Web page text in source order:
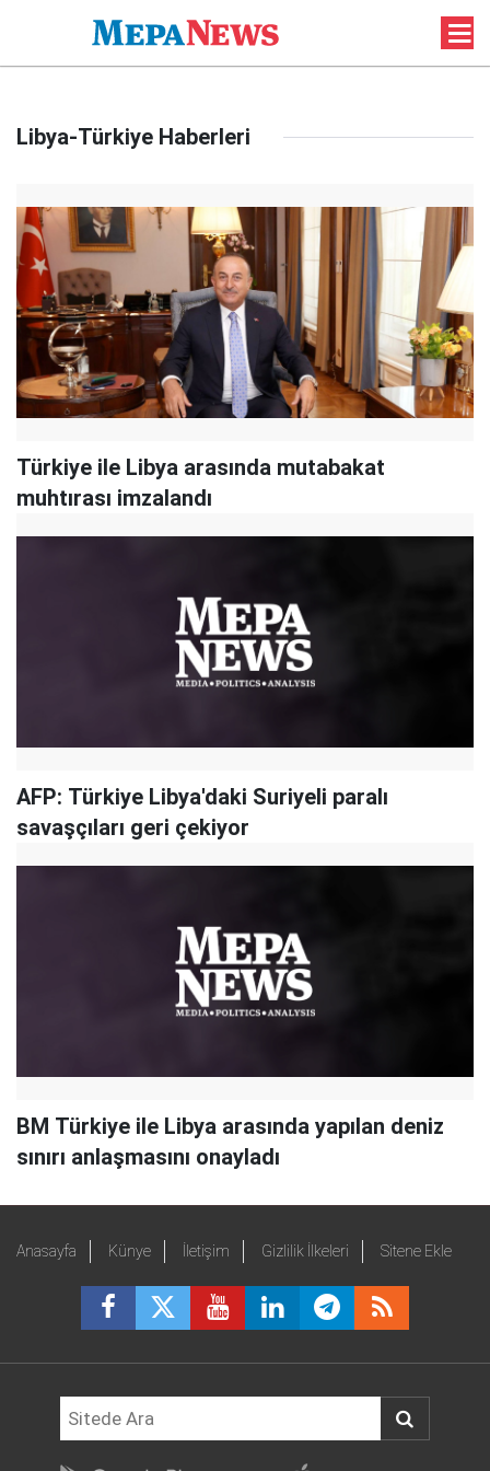
Libya-Türkiye Haberleri
Türkiye ile Libya arasında mutabakat
muhtırası imzalandı
AFP: Türkiye Libya'daki Suriyeli paralı
savaşçıları geri çekiyor
BM Türkiye ile Libya arasında yapılan deniz
sınırı anlaşmasını onayladı
Anasayfa Künye İletişim Gizlilik İlkeleri Sitene Ekle